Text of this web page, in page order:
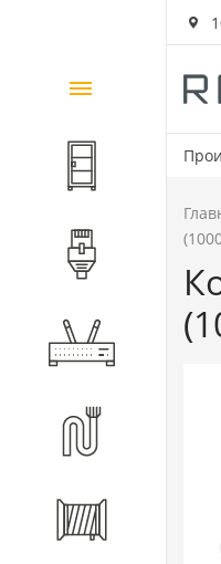
Каталог
товаров
Шкафы и